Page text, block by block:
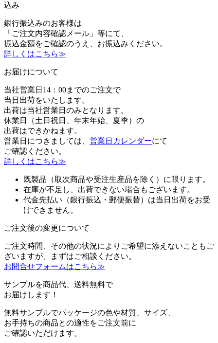
込み
銀行振込みのお客様は
「ご注文内容確認メール」等にて、
振込金額をご確認のうえ、お振込みください。
詳しくはこちら≫
お届けについて
当社営業日14：00までのご注文で
当日出荷をいたします。
出荷は当社営業日のみとなります。
休業日（土日祝日、年末年始、夏季）の
出荷はできかねます。
営業日につきましては、 営業日カレンダーにて
ご確認ください。
詳しくはこちら≫
既製品（取次商品や受注生産品を除く）に限ります。
在庫が不足し、出荷できない場合もございます。
代金先払い（銀行振込・郵便振替）は当日出荷をお受
けできません。
ご注文後の変更について
ご注文時間、その他の状況によりご希望に添えないこともご
ざいますが、まずはご相談ください。
お問合せフォームはこちら≫
サンプルを商品代、送料無料で
お届けします！
無料サンプルでパッケージの色や材質、サイズ、
お手持ちの商品との適性をご注文前に
ご確認いただけます。